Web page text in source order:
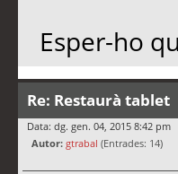
Esper-ho
Re: Restaurà tablet
Data: dg. gen. 04, 2015 8:42 pm
Autor: gtrabal (Entrades: 14)